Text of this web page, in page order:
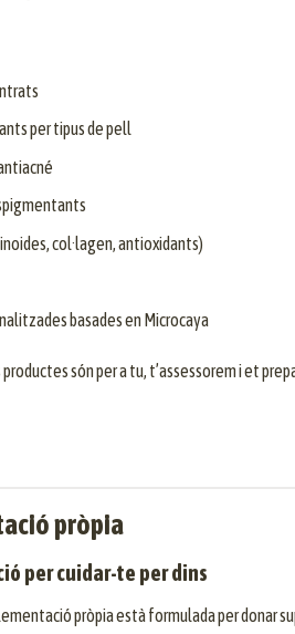
per tipus de pell
col·lagen, antioxidants)
basades en Microcaya
productes són per a tu, t’assessorem i et
pròpia
per cuidar-te per dins
pròpia està formulada per donar